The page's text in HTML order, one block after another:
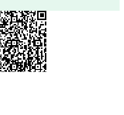
20260728-丰台新闻